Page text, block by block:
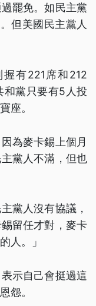
罷免。如民主黨
但美國民主黨人
有221席和212
和黨只要有5人投
座。
為麥卡錫上個月
黨人不滿，但也
黨人沒有協議，
留任才對，麥卡
人。」
示自己會挺過這
怨。